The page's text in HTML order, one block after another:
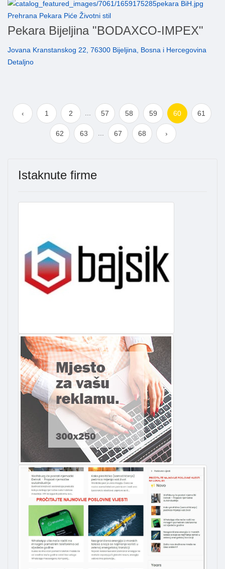
Prehrana Pekara Piće Životni stil
Pekara Bijeljina "BODAXCO-IMPEX"
Jovana Kranstanskog 22, 76300 Bijeljina, Bosna i Hercegovina
Detaljno
‹ 1 2 ... 57 58 59 60 61
62 63 ... 67 68 ›
Istaknute firme